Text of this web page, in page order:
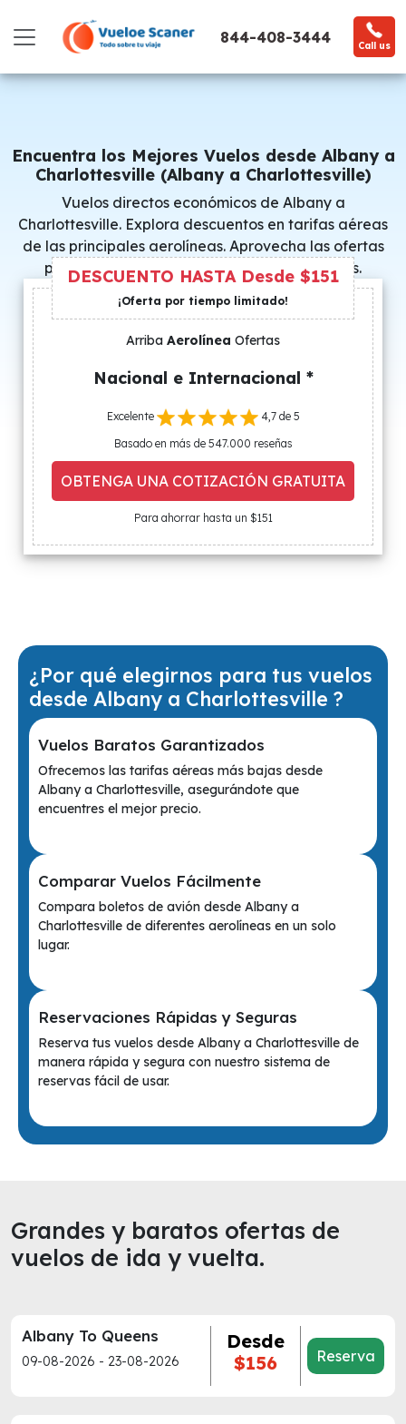
844-408-3444 Call us
Encuentra los Mejores Vuelos desde Albany a
Charlottesville (Albany a Charlottesville)
Vuelos directos económicos de Albany a
Charlottesville. Explora descuentos en tarifas aéreas
de las principales aerolíneas. Aprovecha las ofertas
promocionales y consigue precios especiales.
DESCUENTO HASTA Desde $151
¡Oferta por tiempo limitado!
Arriba Aerolínea Ofertas
Nacional e Internacional *
Excelente
4,7 de 5
Basado en más de 547.000 reseñas
OBTENGA UNA COTIZACIÓN GRATUITA
Para ahorrar hasta un $151
¿Por qué elegirnos para tus vuelos
desde Albany a Charlottesville ?
Vuelos Baratos Garantizados
Ofrecemos las tarifas aéreas más bajas desde
Albany a Charlottesville, asegurándote que
encuentres el mejor precio.
Comparar Vuelos Fácilmente
Compara boletos de avión desde Albany a
Charlottesville de diferentes aerolíneas en un solo
lugar.
Reservaciones Rápidas y Seguras
Reserva tus vuelos desde Albany a Charlottesville de
manera rápida y segura con nuestro sistema de
reservas fácil de usar.
Grandes y baratos ofertas de
vuelos de ida y vuelta.
Albany To Queens
09-08-2026 - 23-08-2026
Desde
$156
Reserva